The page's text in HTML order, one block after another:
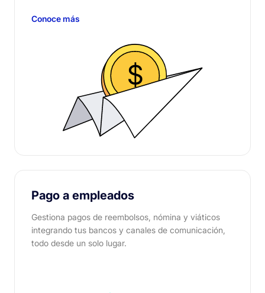
Conoce más
Pago a empleados
Gestiona pagos de reembolsos, nómina y viáticos
integrando tus bancos y canales de comunicación,
todo desde un solo lugar.